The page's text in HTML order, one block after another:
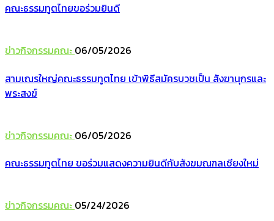
คณะธรรมทูตไทยขอร่วมยินดี
ข่าวกิจกรรมคณะ 06/05/2026
สามเณรใหญ่คณะธรรมทูตไทย เข้าพิธีสมัครบวชเป็น สังฆานุกรและ
พระสงฆ์
ข่าวกิจกรรมคณะ 06/05/2026
คณะธรรมทูตไทย ขอร่วมแสดงความยินดีกับสังฆมณฑลเชียงใหม่
ข่าวกิจกรรมคณะ 05/24/2026